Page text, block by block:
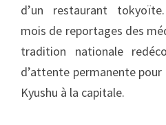
d’un restaurant tokyoïte.
mois de reportages des
tradition nationale
d’attente permanente
Kyushu à la capitale.